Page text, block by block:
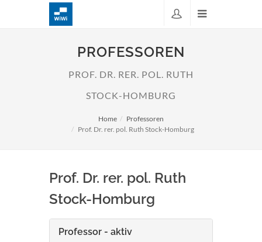
PROFESSOREN
PROF. DR. RER. POL. RUTH
STOCK-HOMBURG
Home
Professoren
Prof. Dr. rer. pol. Ruth Stock-Homburg
Prof. Dr. rer. pol. Ruth
Stock-Homburg
Professor - aktiv